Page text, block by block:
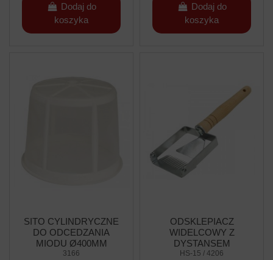
Dodaj do
koszyka
Dodaj do
koszyka
SITO CYLINDRYCZNE
DO ODCEDZANIA
MIODU Ø400MM
3166
ODSKLEPIACZ
WIDELCOWY Z
DYSTANSEM
NIERDZEWNY -
HS-15 / 4206